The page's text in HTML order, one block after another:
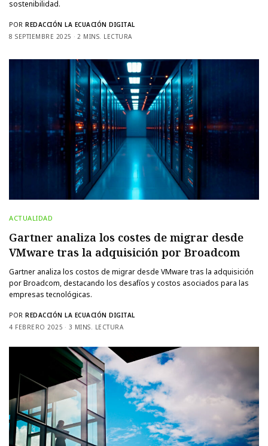
sostenibilidad.
POR REDACCIÓN LA ECUACIÓN DIGITAL
8 SEPTIEMBRE 2025
2 MINS. LECTURA
ACTUALIDAD
Gartner analiza los costes de migrar desde
VMware tras la adquisición por Broadcom
Gartner analiza los costos de migrar desde VMware tras la adquisición
por Broadcom, destacando los desafíos y costos asociados para las
empresas tecnológicas.
POR REDACCIÓN LA ECUACIÓN DIGITAL
4 FEBRERO 2025
3 MINS. LECTURA